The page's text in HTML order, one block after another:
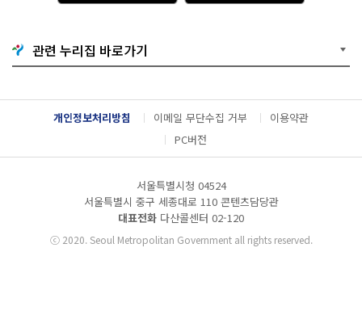
기
G
o
g
l
e
e
서
다
운
관련 누리집 바로가기
개인정보처리방침 이메일 무단수집 거부
이용약관
PC버전
서울특별시청 04524
서울특별시 중구 세종대로 110 콘텐츠담당관
대표전화 다산콜센터 02-120
ⓒ2020. Seoul Metropolitan Government all rights reserved.